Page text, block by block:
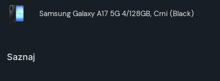
Samsung Galaxy A17 5G 4/128GB, Crni (Black)
Saznaj